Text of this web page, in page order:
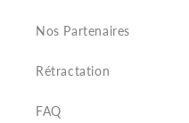
Nos Partenaires
Rétractation
FAQ